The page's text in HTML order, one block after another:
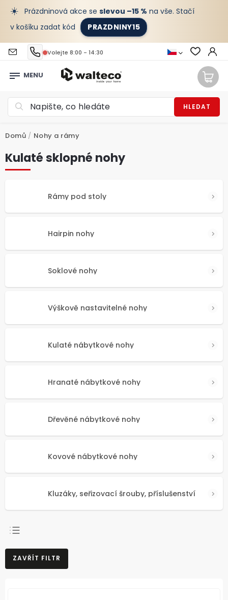
☀️ Prázdninová akce se slevou –15 % na vše. Stačí
v košíku zadat kód
PRAZDNINY15
Volejte 8:00 - 14:30
HLEDAT
Domů / Nohy a rámy
Kulaté sklopné nohy
Rámy pod stoly
Hairpin nohy
Soklové nohy
Výškově nastavitelné nohy
Kulaté nábytkové nohy
Hranaté nábytkové nohy
Dřevěné nábytkové nohy
Kovové nábytkové nohy
Kluzáky, seřizovací šrouby, příslušenství
NEJPRODÁVANĚJŠÍ
NEJLEVNĚJŠÍ
ZAVŘÍT FILTR